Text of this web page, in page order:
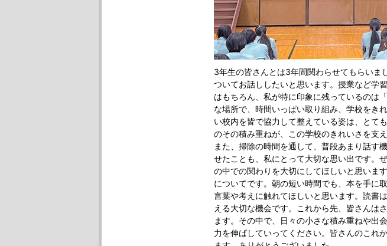
3年生の皆さんとは3年間関わらせてもらいま
ついてお話ししたいと思います。授業など学
はもちろん、私が特に印象に残っているのは
な場所で、時間いっぱい取り組み、学校をき
い校内を皆で協力して整えている姿は、とて
のその積み重ねが、この学校のきれいさを支
また、掃除の時間を通して、普段あまり話す
せたことも、私にとって大切な思い出です。
の中での関わりを大切にしてほしいと思いま
についてです。朝の短い時間でも、本を手に
言葉や考えに触れてほしいと思います。読書
える大切な機会です。これから先、皆さんは
ます。その中で、日々の小さな積み重ねや出
力を伸ばしていってください。皆さんのこれ